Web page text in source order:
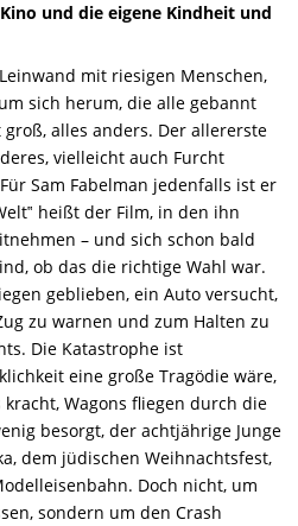
und die eigene Kindheit und
mit riesigen Menschen,
sich herum, die alle gebannt
alles anders. Der allererste
vielleicht auch Furcht
Sam Fabelman jedenfalls ist er
heißt der Film, in den ihn
– und sich schon bald
ob das die richtige Wahl war.
geblieben, ein Auto versucht,
zu warnen und zum Halten zu
Die Katastrophe ist
eine große Tragödie wäre,
Wagons fliegen durch die
besorgt, der achtjährige Junge
dem jüdischen Weihnachtsfest,
Doch nicht, um
sondern um den Crash